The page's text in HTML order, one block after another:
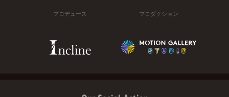
プロデュース プロダクション